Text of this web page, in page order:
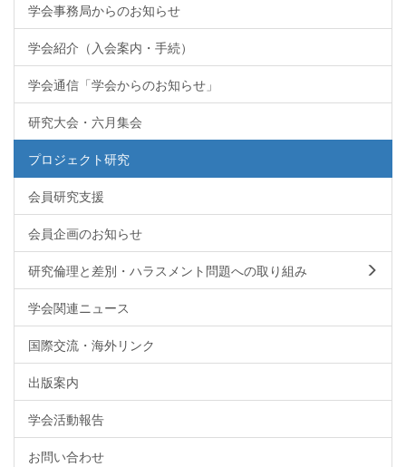
学会事務局からのお知らせ
学会紹介（入会案内・手続）
学会通信「学会からのお知らせ」
研究大会・六月集会
プロジェクト研究
会員研究支援
会員企画のお知らせ
研究倫理と差別・ハラスメント問題への取り組み
学会関連ニュース
国際交流・海外リンク
出版案内
学会活動報告
お問い合わせ